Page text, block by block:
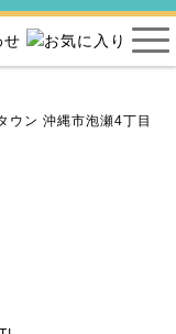
ウン 沖縄市泡瀬4丁目